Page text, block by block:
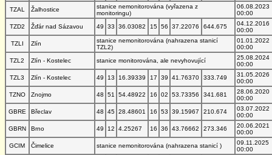
TZAL
Žalhostice
stanice nemonitorována (vyřazena z
monitoringu)
06.08.2023
00:00
TZD2
Žďár nad Sázavou 49 33 36.03082 15 56 37.22076 644.675
04.12.2016
00:00
TZLI
Zlín
stanice nemonitorována (nahrazena stanicí
TZL2)
01.01.2022
00:00
TZL2
Zlín - Kostelec stanice monitorována, ale nevyhovující
25.08.2024
00:00
TZL3
Zlín - Kostelec 49 13 16.39339 17 39 41.76370 333.749
31.05.2026
00:00
TZNO
Znojmo 48 51 54.48922 16 02 53.73356 341.681
28.06.2020
00:00
GBRE
Břeclav 48 45 28.48601 16 53 39.15967 210.674
03.07.2022
00:00
GBRN
Brno 49 12 4.25267 16 36 43.76662 273.346
20.06.2021
00:00
GCIM
Čimelice stanice nemonitorována (nahrazena stanicí )
09.11.2025
00:00